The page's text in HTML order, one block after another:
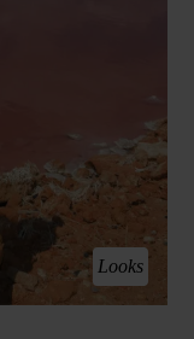
Looks